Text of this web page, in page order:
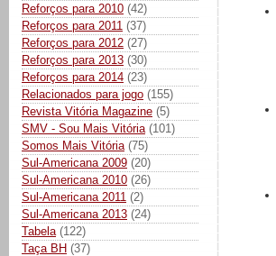
Reforços para 2010 (42)
Reforços para 2011 (37)
Reforços para 2012 (27)
Reforços para 2013 (30)
Reforços para 2014 (23)
Relacionados para jogo (155)
Revista Vitória Magazine (5)
SMV - Sou Mais Vitória (101)
Somos Mais Vitória (75)
Sul-Americana 2009 (20)
Sul-Americana 2010 (26)
Sul-Americana 2011 (2)
Sul-Americana 2013 (24)
Tabela (122)
Taça BH (37)